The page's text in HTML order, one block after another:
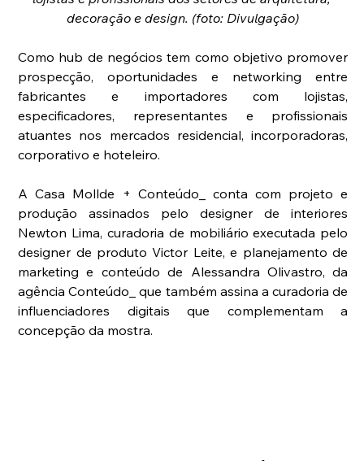
decoração e design. (foto: Divulgação)
Como hub de negócios tem como objetivo promover
prospecção, oportunidades e networking entre
fabricantes e importadores com lojistas,
especificadores, representantes e profissionais
atuantes nos mercados residencial, incorporadoras,
corporativo e hoteleiro.
A Casa Mollde + Conteúdo_ conta com projeto e
produção assinados pelo designer de interiores
Newton Lima, curadoria de mobiliário executada pelo
designer de produto Victor Leite, e planejamento de
marketing e conteúdo de Alessandra Olivastro, da
agência Conteúdo_ que também assina a curadoria de
influenciadores digitais que complementam a
concepção da mostra.